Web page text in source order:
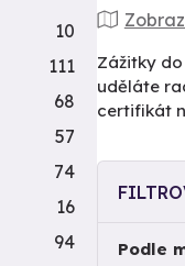
Zážitky
uděláte
certifikát
Podle
10
111
68
57
74
16
94